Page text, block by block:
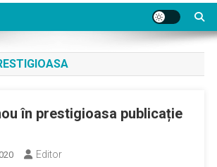
în prestigioasa publicație
Editor